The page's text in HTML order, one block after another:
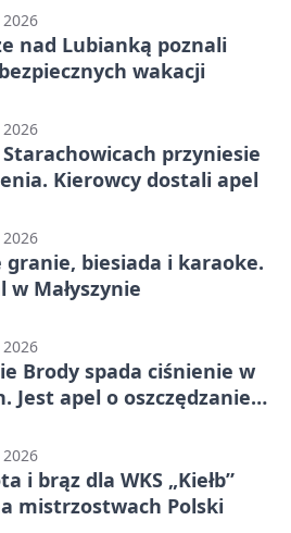
nad Lubianką poznali
wakacji
przyniesie
Kierowcy dostali apel
granie, biesiada i karaoke.
w Małyszynie
Brody spada ciśnienie w
Jest apel o oszczędzanie
i brąz dla WKS „Kiełb”
mistrzostwach Polski